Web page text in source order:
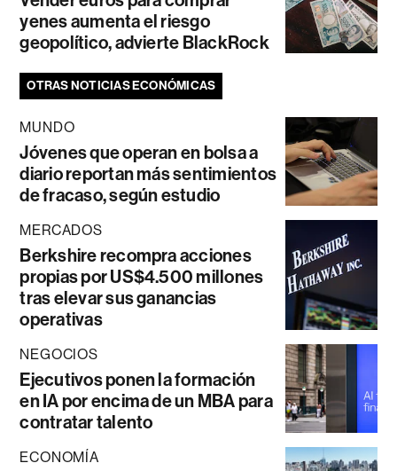
yenes aumenta el riesgo
geopolítico, advierte BlackRock
OTRAS NOTICIAS ECONÓMICAS
MUNDO
Jóvenes que operan en bolsa a
diario reportan más sentimientos
de fracaso, según estudio
MERCADOS
Berkshire recompra acciones
propias por US$4.500 millones
tras elevar sus ganancias
operativas
NEGOCIOS
Ejecutivos ponen la formación
en IA por encima de un MBA para
contratar talento
ECONOMÍA